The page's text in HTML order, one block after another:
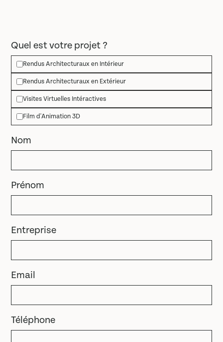
Quel est votre projet ?
Rendus Architecturaux en Intérieur
Rendus Architecturaux en Extérieur
Visites Virtuelles Intéractives
Film d'Animation 3D
Nom
Prénom
Entreprise
Email
Téléphone